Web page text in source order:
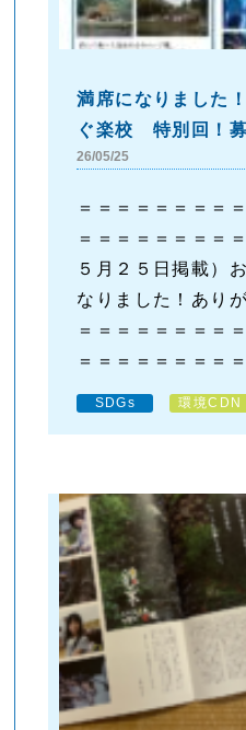
満席になりました
ぐ楽校 特別回！募
26/05/25
＝＝＝＝＝＝＝＝
＝＝＝＝＝＝＝＝
５月２５日掲載）
なりました！あり
＝＝＝＝＝＝＝＝
＝＝＝＝＝＝＝＝
SDGs 環境CDN